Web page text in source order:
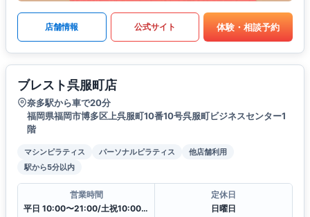
店舗情報 公式サイト 体験・相談予約
ブレスト呉服町店
奈多駅から車で20分
福岡県福岡市博多区上呉服町10番10号呉服町ビジネスセンター1
階
マシンピラティス パーソナルピラティス
他店舗利用
駅から5分以内
営業時間
平日 10:00〜21:00/土祝10:00〜19:30
定休日
日曜日